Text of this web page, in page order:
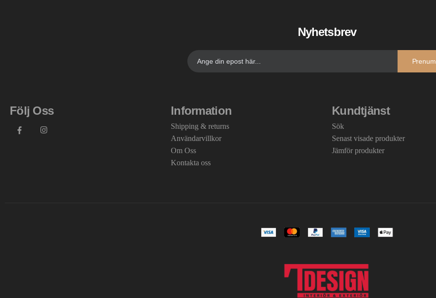
Nyhetsbrev
Följ Oss Information
Shipping & returns
Användarvillkor
Om Oss
Kontakta oss
Kundtjänst
Sök
Senast visade produkter
Jämför produkter